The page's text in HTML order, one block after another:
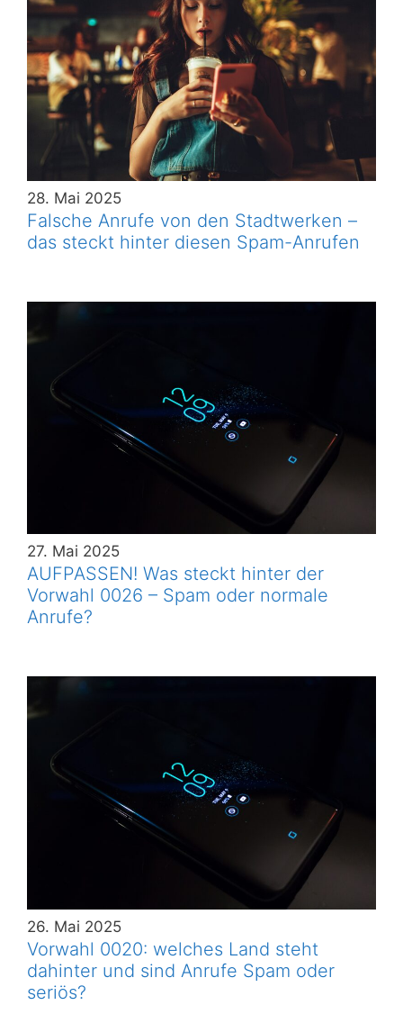
28. Mai 2025
Falsche Anrufe von den Stadtwerken –
das steckt hinter diesen Spam-Anrufen
27. Mai 2025
AUFPASSEN! Was steckt hinter der
Vorwahl 0026 – Spam oder normale
Anrufe?
26. Mai 2025
Vorwahl 0020: welches Land steht
dahinter und sind Anrufe Spam oder
seriös?